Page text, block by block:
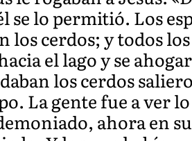
se lo permitió. Los
los cerdos; y todos
el lago y se
los cerdos
La gente fue a ver
ahora en